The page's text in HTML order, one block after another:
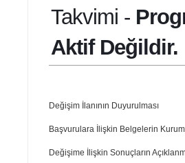
Takvimi -
Aktif Değildir.
Değişim İlanının Duyurulması
Başvurulara İlişkin Belgelerin
Değişime İlişkin Sonuçların